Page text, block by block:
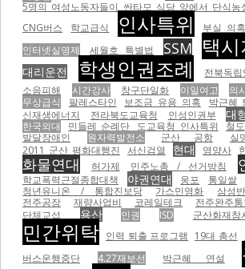
5명의 여성노동자들이 싼타모 식당 앞에서 단식
CNG버스
학교급식 인사특위 부실 의혹
인터넷실명제
세월호 특별법 SSM 택
대리운전 학생인권조례 전북독
소음피해
시간강사 창구단일화 이일여고 의
무상급식 팔레스타인 보조금 유용 의혹 박근혜
신재생에너지
전라북도교육청 인성인권부 대
한국외대
민들레 순례단 도교육청 인사특위 철도
발달장애인
원자력발전소 군산 공항
실
2011 군산 평화대행진
서신검열 현대 영양사
화물연대 허가제 민주노총 / 선거방침
학교폭력근절종합대책
야권연대 웅포 통일쌀
청년유니온 / 통합진보당
가스민영화 삼성
전주공장
재량사업비 코레일테크 전주완주
단체교섭
용산 인권 ISD 군산화재참
민간위탁 인력 퇴출 프로그램 19대 총선
버스운행중단
4.27재보선 박근혜 연설